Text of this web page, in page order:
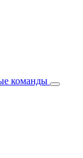
команды